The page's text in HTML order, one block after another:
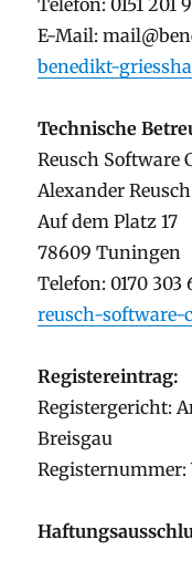
Telefon: 0151 201
E-Mail:
benedikt-
Technische
Reusch Software
Alexander Reusch
Auf dem Platz 17
78609 Tuningen
Telefon: 0170 303
reusch-software-
Registereintrag:
Registergericht:
Breisgau
Registernummer: